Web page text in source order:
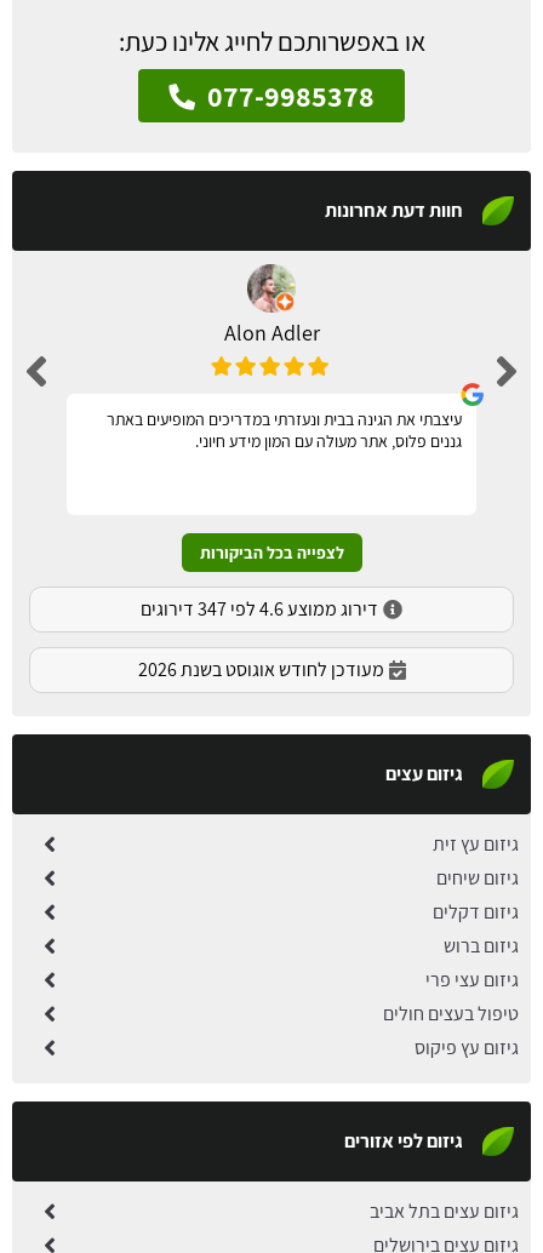
או באפשרותכם לחייג אלינו כעת:
077-9985378
חוות דעת אחרונות
Alon Adler
עיצבתי את הגינה בבית ונעזרתי במדריכים המופיעים באתר
גננים פלוס, אתר מעולה עם המון מידע חיוני.
לצפייה בכל הביקורות
דירוג ממוצע 4.6 לפי 347 דירוגים
מעודכן לחודש אוגוסט בשנת 2026
גיזום עצים
גיזום עץ זית
גיזום שיחים
גיזום דקלים
גיזום ברוש
גיזום עצי פרי
טיפול בעצים חולים
גיזום עץ פיקוס
גיזום לפי אזורים
גיזום עצים בתל אביב
גיזום עצים בירושלים